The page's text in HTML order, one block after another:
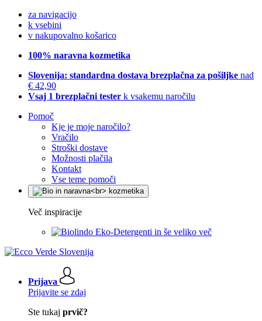
za navigacijo
k vsebini
v nakupovalno košarico
100% naravna kozmetika
Slovenija: standardna dostava brezplačna za pošiljke nad
€ 42,90
Vsaj 1 brezplačni tester k vsakemu naročilu
Pomoč
Kje je moje naročilo?
Vračilo
Stroški dostave
Možnosti plačila
Kontakt
Vse teme pomoči
Več inspiracije
Eko-Detergenti in še veliko več
Prijava
Prijavite se zdaj
Ste tukaj prvič?